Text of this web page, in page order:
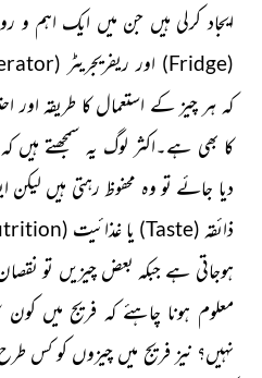
ایجاد کرلی ہیں جن میں ایک اہم و
(Fridge
) اور ریفریجریٹر (
کہ ہر چیز کے استعمال کا طریقہ اور
کا بھی ہے۔اکثر لوگ یہ سمجھتے ہیں
دیا جائے تو وہ محفوظ رہتی ہیں لیکن
ذائقہ (
Taste
) یا غذائیت (
ہوجاتی ہے جبکہ بعض چیزیں تو
معلوم ہونا چاہئے کہ فریج میں
نہیں؟ نیز فریج میں چیزوں کو کس